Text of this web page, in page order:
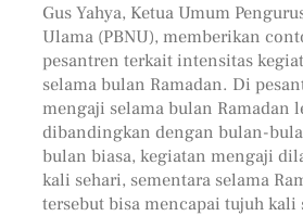
Gus Yahya, Ketua Umum
Ulama (PBNU), memberikan
pesantren terkait intensitas
selama bulan Ramadan. Di
mengaji selama bulan Ramadan
dibandingkan dengan bulan-
bulan biasa, kegiatan mengaji
kali sehari, sementara selama
tersebut bisa mencapai tujuh kali